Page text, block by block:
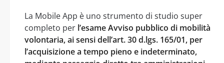
La Mobile App è uno strumento di studio super
completo per l’esame Avviso pubblico di mobilità
volontaria, ai sensi dell’art. 30 d.lgs. 165/01, per
l’acquisizione a tempo pieno e indeterminato,